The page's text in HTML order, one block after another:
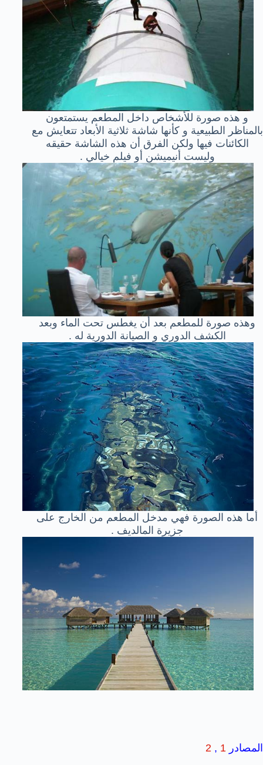
و هذه صورة للأشخاص داخل المطعم يستمتعون
بالمناظر الطبيعية و كأنها شاشة ثلاثية الأبعاد تتعايش مع
الكائنات فيها ولكن الفرق أن هذه الشاشة حقيقه
وليست أنيميشن أو فيلم خيالي .
وهذه صورة للمطعم بعد أن يغطس تحت الماء وبعد
الكشف الدوري و الصيانة الدورية له .
أما هذه الصورة فهي مدخل المطعم من الخارج على
جزيرة المالديف .
المصادر 1
,
2